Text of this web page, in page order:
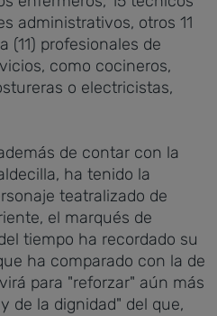
administrativos, otros 11
(11) profesionales de
como cocineros,
o electricistas,
de contar con la
ha tenido la
teatralizado de
el marqués de
tiempo ha recordado su
ha comparado con la de
para "reforzar" aún más
de la dignidad" del que,